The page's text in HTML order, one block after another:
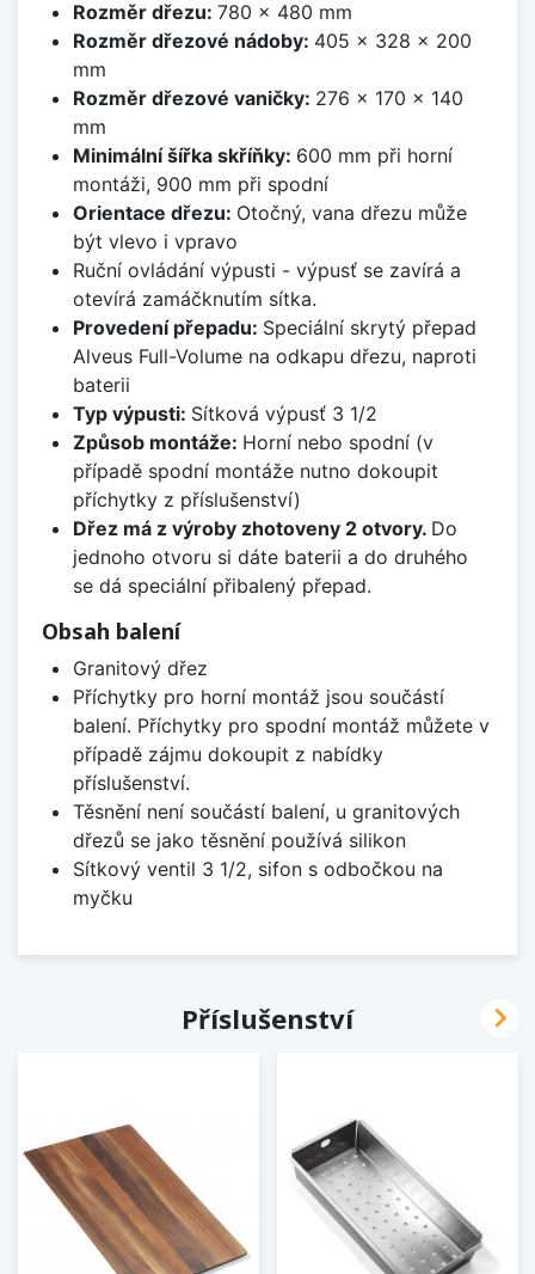
Rozměr dřezu: 780 x 480 mm
Rozměr dřezové nádoby: 405 x 328 x 200
mm
Rozměr dřezové vaničky: 276 x 170 x 140
mm
Minimální šířka skříňky: 600 mm při horní
montáži, 900 mm při spodní
Orientace dřezu: Otočný, vana dřezu může
být vlevo i vpravo
Ruční ovládání výpusti - výpusť se zavírá a
otevírá zamáčknutím sítka.
Provedení přepadu: Speciální skrytý přepad
Alveus Full-Volume na odkapu dřezu, naproti
baterii
Typ výpusti: Sítková výpusť 3 1/2
Způsob montáže: Horní nebo spodní (v
případě spodní montáže nutno dokoupit
příchytky z příslušenství)
Dřez má z výroby zhotoveny 2 otvory. Do
jednoho otvoru si dáte baterii a do druhého
se dá speciální přibalený přepad.
Obsah balení
Granitový dřez
Příchytky pro horní montáž jsou součástí
balení. Příchytky pro spodní montáž můžete v
případě zájmu dokoupit z nabídky
příslušenství.
Těsnění není součástí balení, u granitových
dřezů se jako těsnění používá silikon
Sítkový ventil 3 1/2, sifon s odbočkou na
myčku
Příslušenství 